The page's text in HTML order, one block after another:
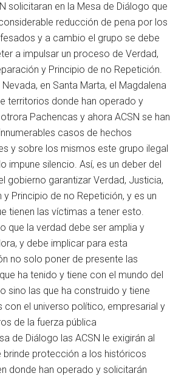
solicitaran en la Mesa de Diálogo que
reducción de pena por los
y a cambio el grupo se debe
a impulsar un proceso de Verdad,
y Principio de no Repetición.
Nevada, en Santa Marta, el Magdalena
territorios donde han operado y
Pachencas y ahora ACSN se han
casos de hechos
y sobre los mismos este grupo ilegal
impune silencio. Así, es un deber del
gobierno garantizar Verdad, Justicia,
y Principio de no Repetición, y es un
tienen las víctimas a tener esto.
que la verdad debe ser amplia y
y debe implicar para esta
no solo poner de presente las
ha tenido y tiene con el mundo del
sino las que ha construido y tiene
con el universo político, empresarial y
de la fuerza pública
de Diálogo las ACSN le exigirán al
brinde protección a los históricos
donde han operado y solicitarán